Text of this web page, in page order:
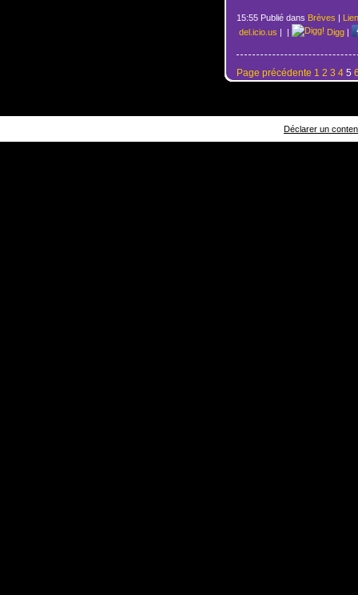
15:55 Publié dans Brèves |
del.icio.us | | Digg|
Page précédente 1 2 3 4 5
Déclarer un